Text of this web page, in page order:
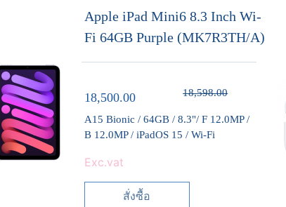
Apple iPad Mini6 8.3 Inch Wi-
Fi 64GB Purple (MK7R3TH/A)
18,500.00 18,598.00
A15 Bionic / 64GB / 8.3"/ F 12.0MP /
B 12.0MP / iPadOS 15 / Wi-Fi
Exc.vat
สั่งซื้อ